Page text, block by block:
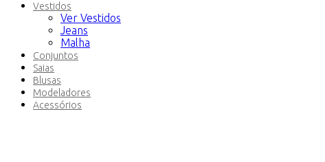
Vestidos
Ver Vestidos
Jeans
Malha
Conjuntos
Saias
Blusas
Modeladores
Acessórios